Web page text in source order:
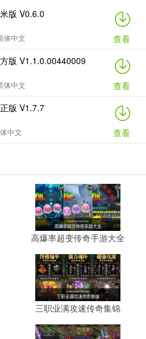
版 V0.6.0
体中文
查看
版 V1.1.0.00440009
体中文
查看
版 V1.7.7
中文 查看
高爆率超变传奇手游大全
三职业满攻速传奇集锦